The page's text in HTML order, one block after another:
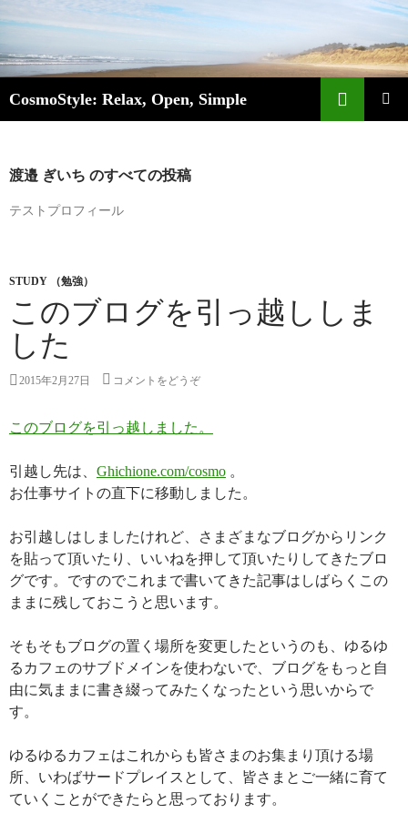
CosmoStyle: Relax, Open, Simple
渡邉 ぎいち のすべての投稿
テストプロフィール
STUDY （勉強）
このブログを引っ越ししま
した
2015年2月27日 コメントをどうぞ
このブログを引っ越しました。
引越し先は、 Ghichione.com/cosmo 。
お仕事サイトの直下に移動しました。
お引越しはしましたけれど、さまざまなブログからリンク
を貼って頂いたり、いいねを押して頂いたりしてきたブロ
グです。ですのでこれまで書いてきた記事はしばらくこの
ままに残しておこうと思います。
そもそもブログの置く場所を変更したというのも、ゆるゆ
るカフェのサブドメインを使わないで、ブログをもっと自
由に気ままに書き綴ってみたくなったという思いからで
す。
ゆるゆるカフェはこれからも皆さまのお集まり頂ける場
所、いわばサードプレイスとして、皆さまとご一緒に育て
ていくことができたらと思っております。